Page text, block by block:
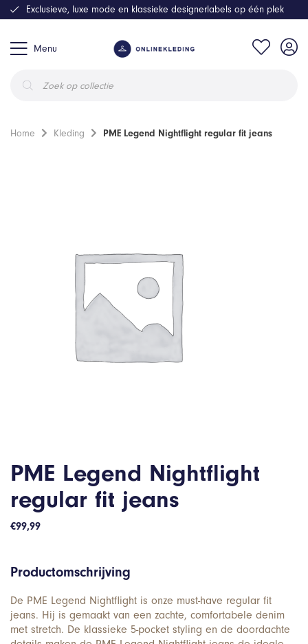
Menu
zoeken
Exclusieve, luxe mode en klassieke designerlabels op één plek
Home Kleding PME Legend Nightflight regular fit jeans
PME Legend Nightflight
regular fit jeans
€99,99
Productomschrijving
De PME Legend Nightflight is onze must-have regular fit
jeans. Hij is gemaakt van een zachte, comfortabele denim
met stretch. De klassieke 5-pocket styling en de doordachte